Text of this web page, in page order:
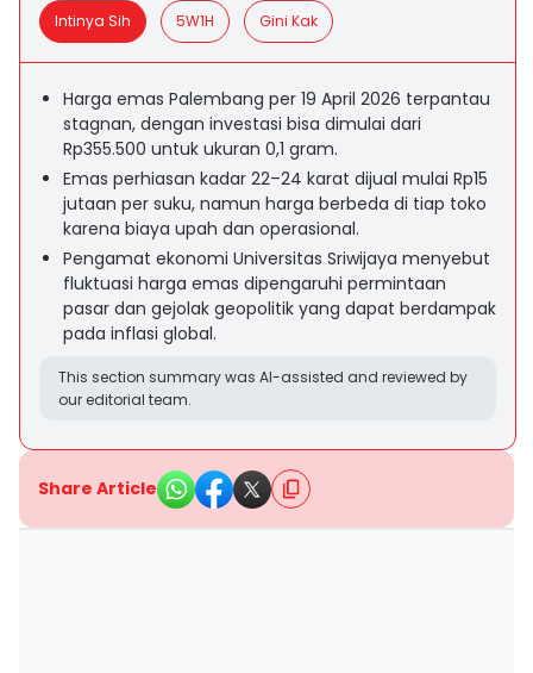
Intinya Sih 5W1H Gini Kak
Harga emas Palembang per 19 April 2026 terpantau
stagnan, dengan investasi bisa dimulai dari
Rp355.500 untuk ukuran 0,1 gram.
Emas perhiasan kadar 22–24 karat dijual mulai Rp15
jutaan per suku, namun harga berbeda di tiap toko
karena biaya upah dan operasional.
Pengamat ekonomi Universitas Sriwijaya menyebut
fluktuasi harga emas dipengaruhi permintaan
pasar dan gejolak geopolitik yang dapat berdampak
pada inflasi global.
This section summary was AI-assisted and reviewed by
our editorial team.
Share Article